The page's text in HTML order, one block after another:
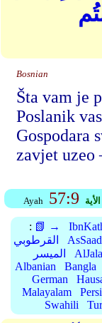
Bosnian
Šta vam je
Poslanik
Gospodara
zavjet
Ayah 57:9 الأية
: 📗 →
القرطوبي
الميسر
Albanian
Bangla
German
Malayalam
Swahili